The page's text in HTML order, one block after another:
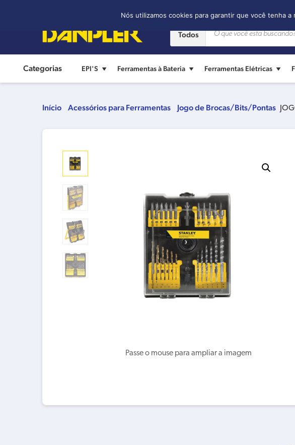
Todos
Categorias EPI'S Ferramentas à Bateria Ferramentas Elétricas
Início Acessórios para Ferramentas Jogo de Brocas/Bits/Pontas
Nós utilizamos cookies para garantir que você tenha